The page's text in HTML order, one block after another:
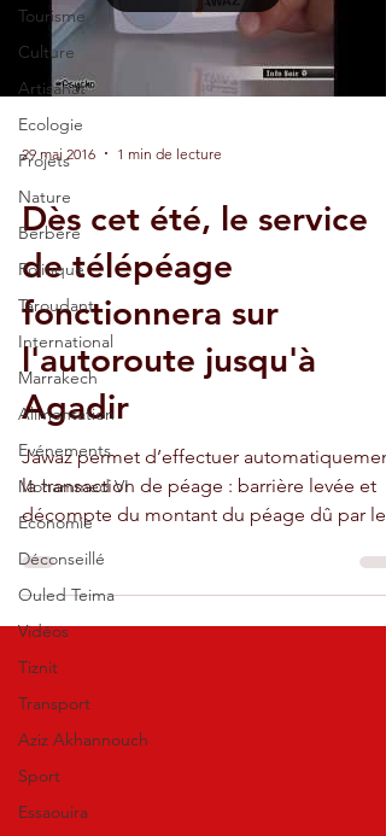
Tourisme
Culture
Artisanat
Ecologie
Projets
Nature
Berbère
Politique
Taroudant
International
Marrakech
Alimentation
Evénements
Mohammed VI
Economie
Déconseillé
Ouled Teima
Vidéos
Tiznit
Transport
Aziz Akhannouch
Sport
Essaouira
29 mai 2016 1 min de lecture
Dès cet été, le service
de télépéage
fonctionnera sur
l'autoroute jusqu'à
Agadir
Jawaz permet d’effectuer automatiquement
la transaction de péage : barrière levée et
décompte du montant du péage dû par le